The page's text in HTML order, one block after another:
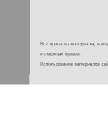
Все права на материалы,
и смежных правах.
Использование материалов